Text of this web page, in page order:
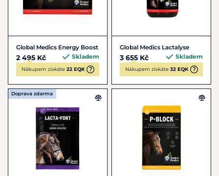
Global Medics Energy Boost
2 495 Kč Skladem
Nákupem získáte 22 EQK
Global Medics Lactalyse
3 655 Kč Skladem
Nákupem získáte 32 EQK
Doprava zdarma